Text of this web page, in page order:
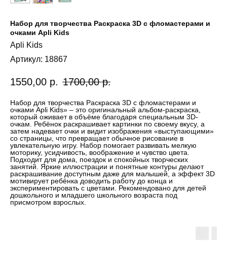
Набор для творчества Раскраска 3D с фломастерами и
очками Apli Kids
Apli Kids
Артикул: 18867
1550,00 р. 1700,00 р.
Набор для творчества Раскраска 3D с фломастерами и
очками Apli Kids» – это оригинальный альбом-раскраска,
который оживает в объёме благодаря специальным 3D-
очкам. Ребёнок раскрашивает картинки по своему вкусу, а
затем надевает очки и видит изображения «выступающими»
со страницы, что превращает обычное рисование в
увлекательную игру. Набор помогает развивать мелкую
моторику, усидчивость, воображение и чувство цвета.
Подходит для дома, поездок и спокойных творческих
занятий. Яркие иллюстрации и понятные контуры делают
раскрашивание доступным даже для малышей, а эффект 3D
мотивирует ребёнка доводить работу до конца и
экспериментировать с цветами. Рекомендовано для детей
дошкольного и младшего школьного возраста под
присмотром взрослых.